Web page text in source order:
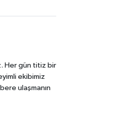
Her gün titiz bir
ekibimiz
ulaşmanın